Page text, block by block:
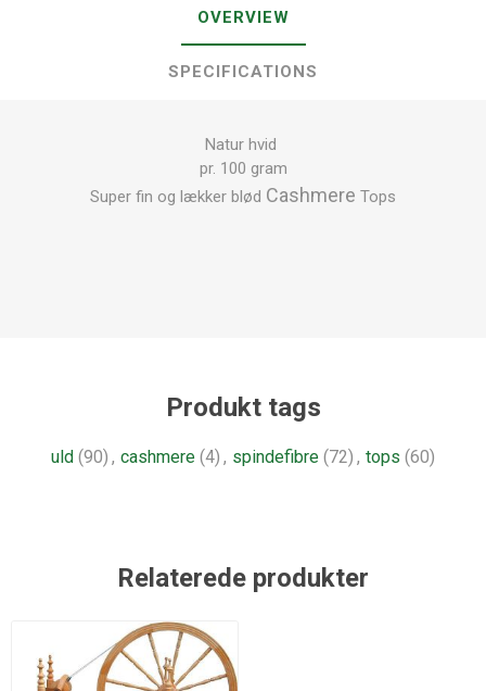
OVERVIEW
SPECIFICATIONS
Natur hvid
pr. 100 gram
Super fin og lækker blød Cashmere Tops
Produkt tags
uld (90) , cashmere (4) , spindefibre (72) , tops (60)
Relaterede produkter